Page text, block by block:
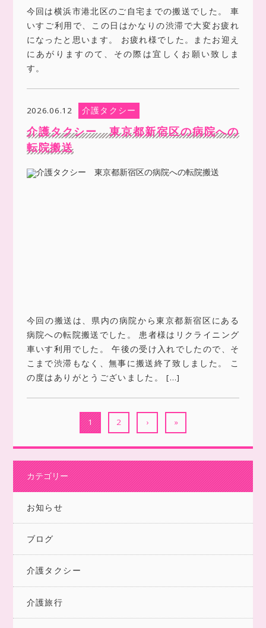
今回は横浜市港北区のご自宅までの搬送でした。 車
いすご利用で、この日はかなりの渋滞で大変お疲れ
になったと思います。 お疲れ様でした。またお迎え
にあがりますのて、その際は宜しくお願い致しま
す。
2026.06.12 介護タクシー
介護タクシー 東京都新宿区の病院への
転院搬送
今回の搬送は、県内の病院から東京都新宿区にある
病院への転院搬送でした。 患者様はリクライニング
車いす利用でした。 午後の受け入れでしたので、そ
こまで渋滞もなく、無事に搬送終了致しました。 こ
の度はありがとうございました。 […]
1 2 › »
カテゴリー
お知らせ
ブログ
介護タクシー
介護旅行